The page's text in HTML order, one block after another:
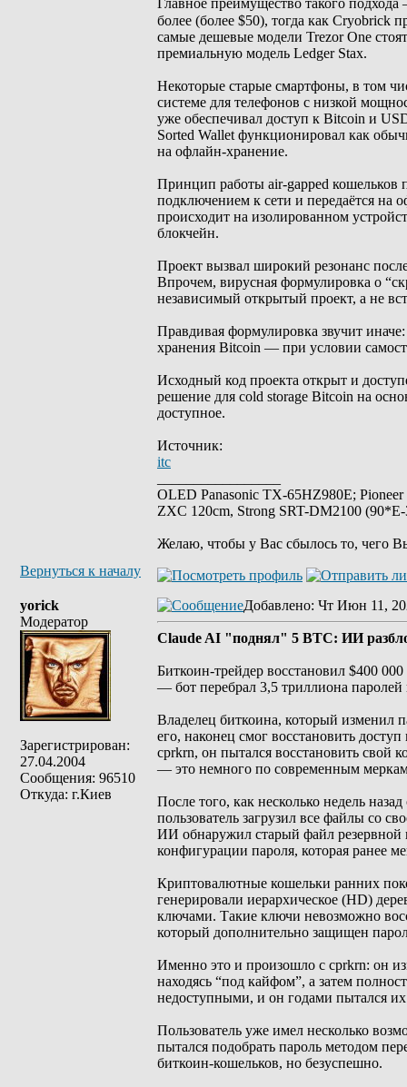
Главное преимущество такого
более (более $50), тогда как Cryobrick
самые дешевые модели Trezor One
премиальную модель Ledger Stax.
Некоторые старые смартфоны, в том
системе для телефонов с низкой
уже обеспечивал доступ к Bitcoin и
Sorted Wallet функционировал как
на офлайн-хранение.
Принцип работы air-gapped кошельков
подключением к сети и передаётся
происходит на изолированном
блокчейн.
Проект вызвал широкий резонанс
Впрочем, вирусная формулировка о
независимый открытый проект, а не
Правдивая формулировка звучит
хранения Bitcoin — при условии
Исходный код проекта открыт и
решение для cold storage Bitcoin на
доступное.
Источник:
itc
OLED Panasonic TX-65HZ980E;
ZXC 120cm, Strong SRT-DM2100
Желаю, чтобы у Вас сбылось то, чего
Вернуться к началу
yorick
Модератор
Зарегистрирован:
27.04.2004
Сообщения: 96510
Откуда: г.Киев
Добавлено: Чт Июн 11,
Claude AI "поднял" 5 BTC: ИИ
Биткоин-трейдер восстановил $400
— бот перебрал 3,5 триллиона
Владелец биткоина, который изменил
его, наконец смог восстановить
cprkrn, он пытался восстановить свой
— это немного по современным
После того, как несколько недель
пользователь загрузил все файлы со
ИИ обнаружил старый файл резервной
конфигурации пароля, которая ранее
Криптовалютные кошельки ранних
генерировали иерархическое (HD)
ключами. Такие ключи невозможно
который дополнительно защищен
Именно это и произошло с cprkrn: он
находясь “под кайфом”, а затем
недоступными, и он годами пытался их
Пользователь уже имел несколько
пытался подобрать пароль методом
биткоин-кошельков, но безуспешно.